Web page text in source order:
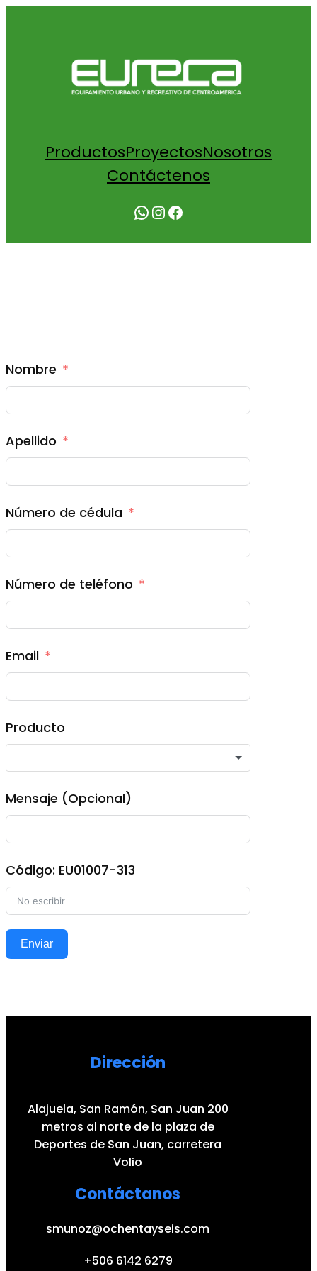
ProductosProyectosNosotros
Contáctenos
WhatsApp Instagram Facebook
Nombre
Apellido
Número de cédula
Número de teléfono
Email
Producto
Mensaje (Opcional)
Código: EU01007-313
Enviar
Dirección
Alajuela, San Ramón, San Juan 200
metros al norte de la plaza de
Deportes de San Juan, carretera
Volio
Contáctanos
smunoz@ochentayseis.com
+506 6142 6279